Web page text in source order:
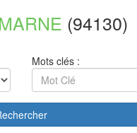
(94130)
Mots clés :